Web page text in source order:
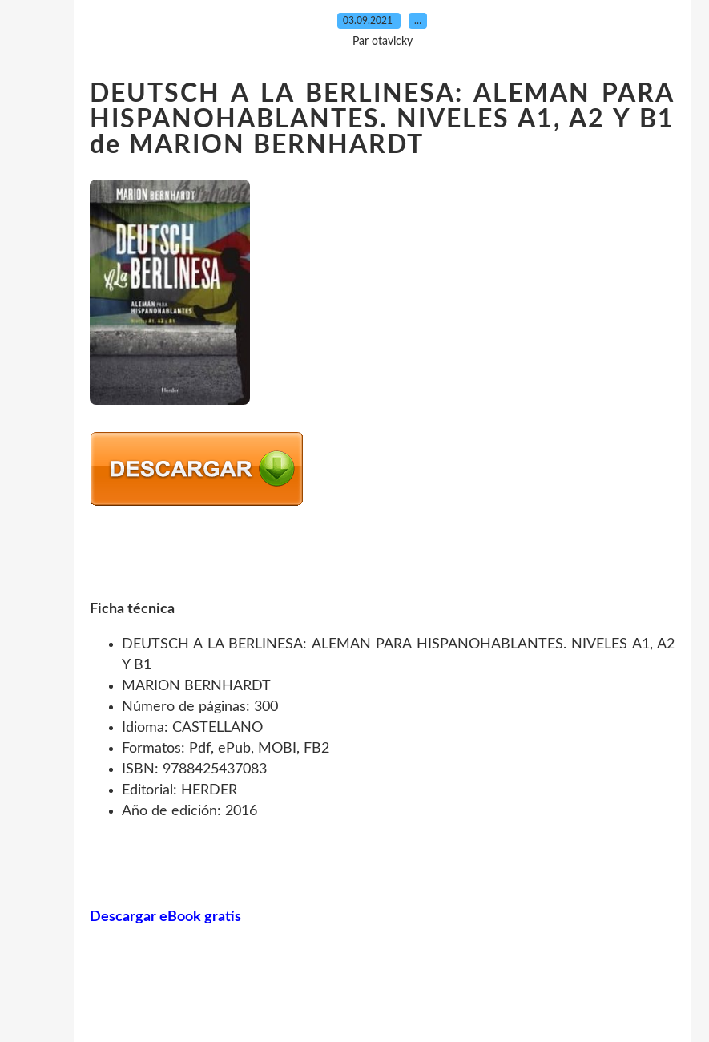
03.09.2021 …
Par otavicky
DEUTSCH A LA BERLINESA: ALEMAN PARA
HISPANOHABLANTES. NIVELES A1, A2 Y B1
de MARION BERNHARDT
Ficha técnica
DEUTSCH A LA BERLINESA: ALEMAN PARA HISPANOHABLANTES. NIVELES A1, A2
Y B1
MARION BERNHARDT
Número de páginas: 300
Idioma: CASTELLANO
Formatos: Pdf, ePub, MOBI, FB2
ISBN: 9788425437083
Editorial: HERDER
Año de edición: 2016
Descargar eBook gratis